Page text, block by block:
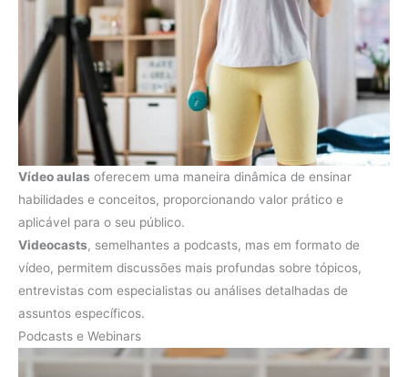
Vídeo aulas oferecem uma maneira dinâmica de ensinar
habilidades e conceitos, proporcionando valor prático e
aplicável para o seu público.
Videocasts, semelhantes a podcasts, mas em formato de
vídeo, permitem discussões mais profundas sobre tópicos,
entrevistas com especialistas ou análises detalhadas de
assuntos específicos.
Podcasts e Webinars